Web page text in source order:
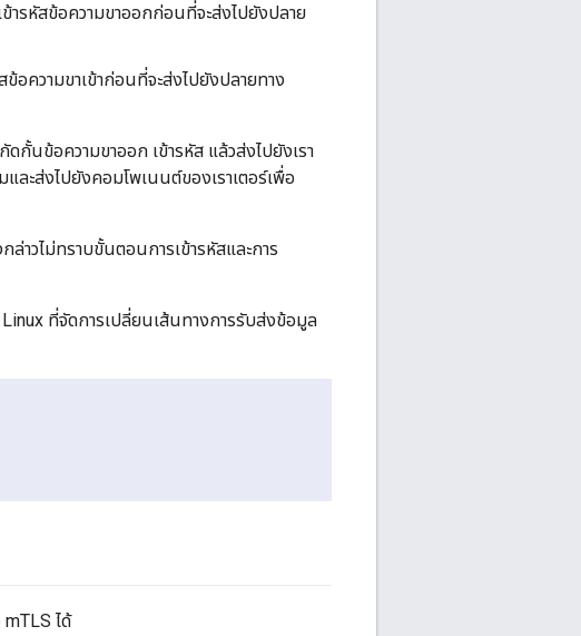
ารหัสข้อความขาออกก่อนที่จะส่งไปยังปลาย
อความขาเข้าก่อนที่จะส่งไปยังปลายทาง
ดกั้นข้อความขาออก เข้ารหัส แล้วส่งไปยังเรา
และส่งไปยังคอมโพเนนต์ของเราเตอร์เพื่อ
าวไม่ทราบขั้นตอนการเข้ารหัสและการ
ที่จัดการเปลี่ยนเส้นทางการรับส่งข้อมูล
ได้